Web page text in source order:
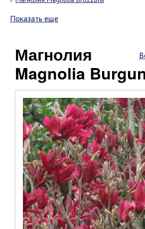
Показать еще
Магнолия
Magnolia